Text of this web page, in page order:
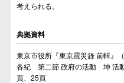
考えられる。
典拠資料
東京市役所『東京震災錄 前輯
各紀 第二節 政府の活動 坤 活
頁、25頁